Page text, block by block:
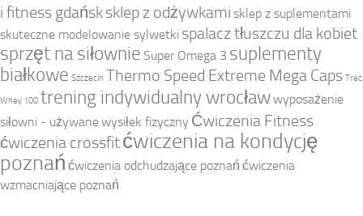
i fitness gdańsksklep z odżywkami sklep z suplementami
skuteczne modelowanie sylwetki spalacz tłuszczu dla kobiet
sprzęt na siłownie Super Omega 3 suplementy
białkowe Szczecin Thermo Speed Extreme Mega Caps Trec
Whey 100 trening indywidualny wrocławwyposażenie
siłowni - używanewysiłek fizyczny Ćwiczenia Fitness
ćwiczenia crossfitćwiczenia na kondycję
poznań ćwiczenia odchudzające poznań ćwiczenia
wzmacniające poznań